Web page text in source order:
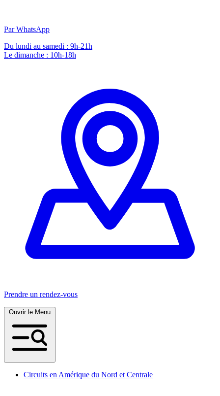
Par WhatsApp
Du lundi au samedi : 9h-21h
Le dimanche : 10h-18h
Prendre un rendez-vous
Circuits en Amérique du Nord et Centrale